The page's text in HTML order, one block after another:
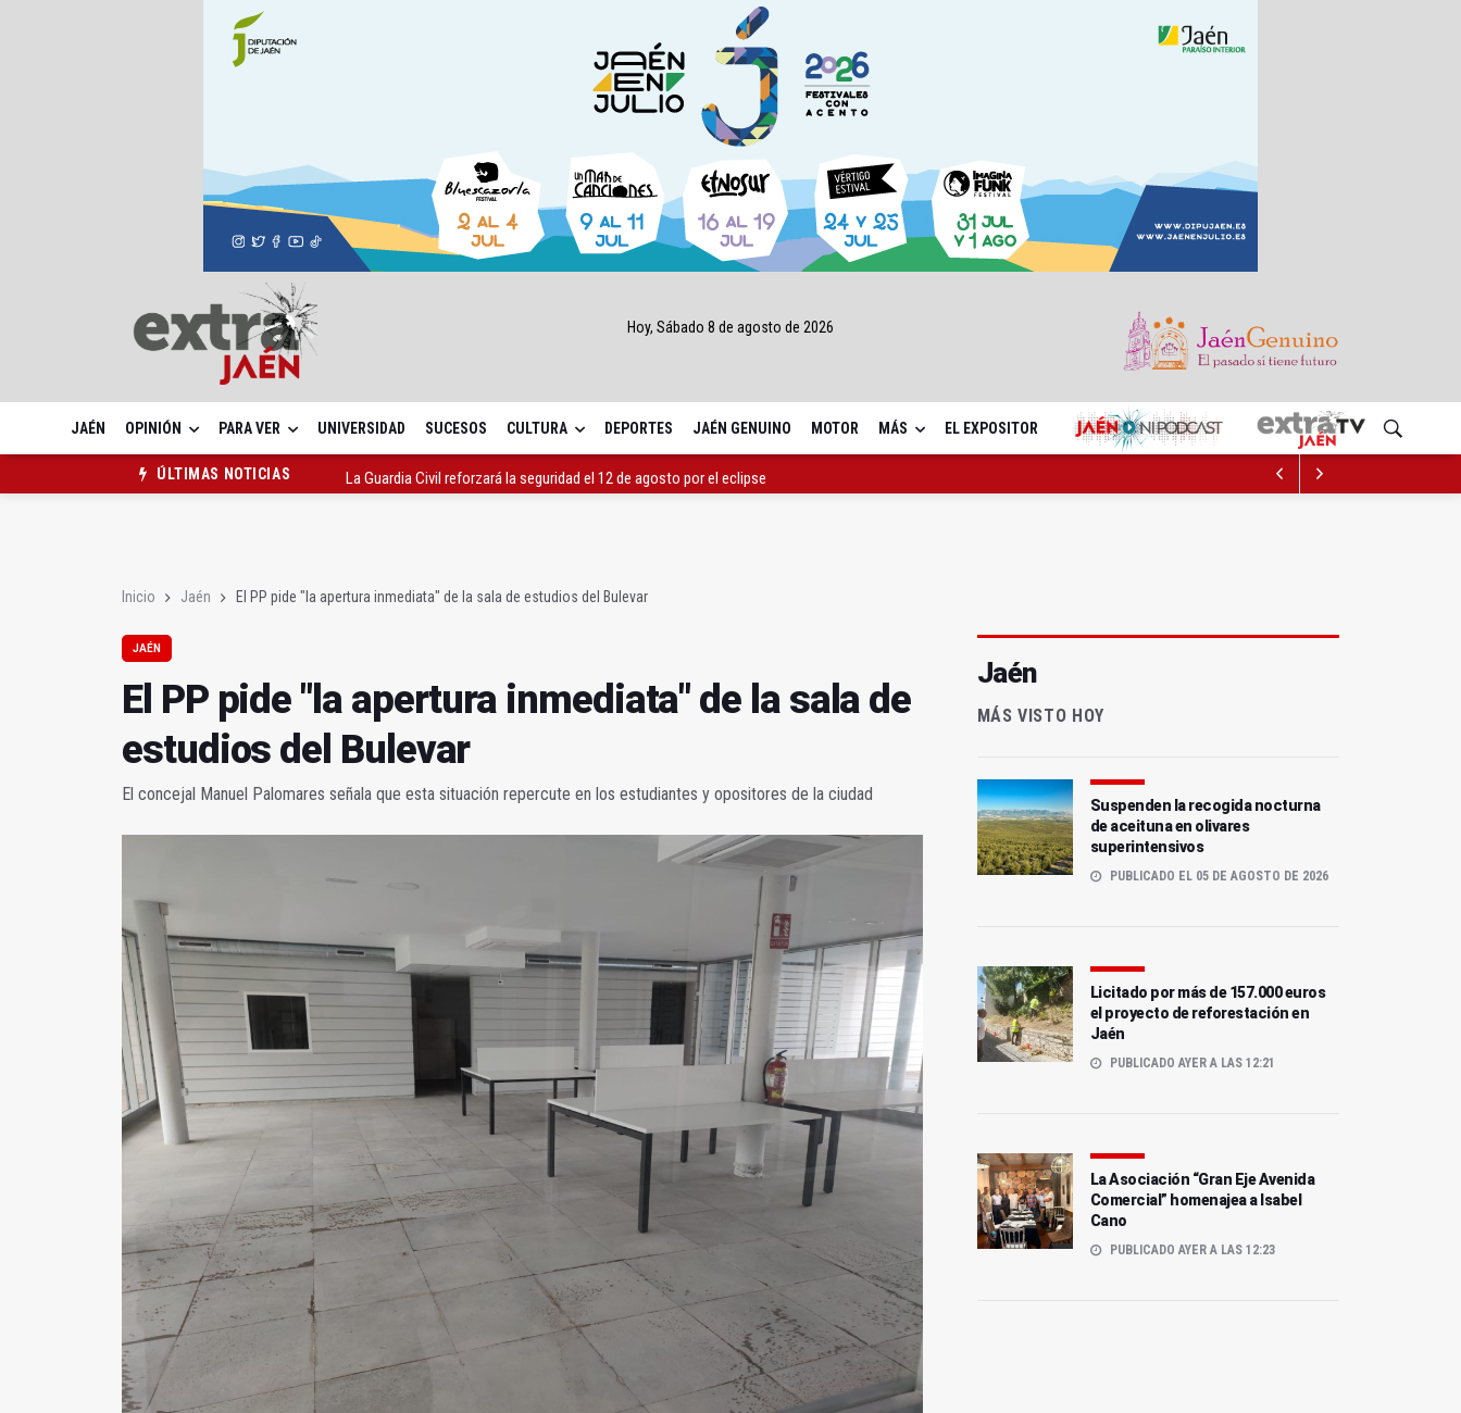
Hoy, Sábado 8 de agosto de 2026
JAÉN OPINIÓN PARA VER UNIVERSIDAD SUCESOS CULTURA DEPORTES JAÉN GENUINO MOTOR MÁS EL EXPOSITOR
ÚLTIMAS NOTICIAS
La Guardia Civil reforzará la seguridad el 12 de agosto por el eclipse
Inicio Jaén El PP pide "la apertura inmediata" de la sala de estudios del Bulevar
JAÉN
El PP pide "la apertura inmediata" de la sala de
estudios del Bulevar
El concejal Manuel Palomares señala que esta situación repercute en los estudiantes y opositores de la ciudad
Jaén
MÁS VISTO HOY
Suspenden la recogida nocturna
de aceituna en olivares
superintensivos
PUBLICADO EL 05 DE AGOSTO DE 2026
Licitado por más de 157.000 euros
el proyecto de reforestación en
Jaén
PUBLICADO AYER A LAS 12:21
La Asociación “Gran Eje Avenida
Comercial” homenajea a Isabel
Cano
PUBLICADO AYER A LAS 12:23